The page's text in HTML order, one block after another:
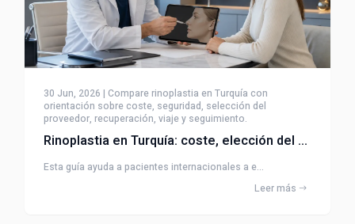
30 Jun, 2026 | Compare rinoplastia en Turquía con
orientación sobre coste, seguridad, selección del
proveedor, recuperación, viaje y seguimiento.
Rinoplastia en Turquía: coste, elección del médico y recuperación
Esta guía ayuda a pacientes internacionales a e...
Leer más